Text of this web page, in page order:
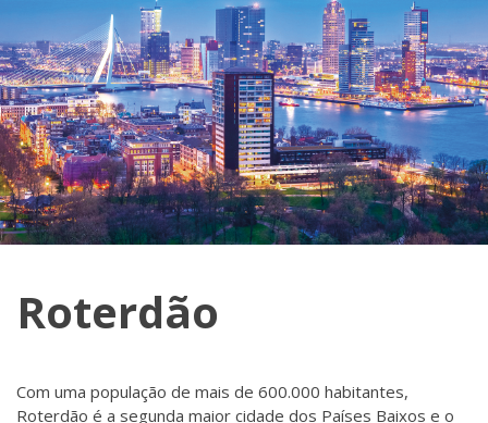
Roterdão
Com uma população de mais de 600.000 habitantes,
Roterdão é a segunda maior cidade dos Países Baixos e o